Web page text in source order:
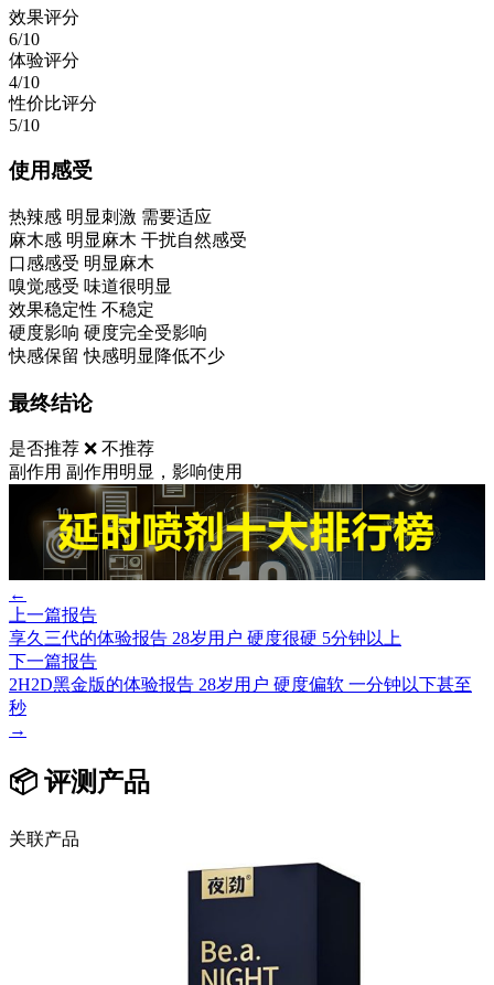
效果评分
6/10
体验评分
4/10
性价比评分
5/10
使用感受
热辣感 明显刺激 需要适应
麻木感 明显麻木 干扰自然感受
口感感受 明显麻木
嗅觉感受 味道很明显
效果稳定性 不稳定
硬度影响 硬度完全受影响
快感保留 快感明显降低不少
最终结论
是否推荐 ❌ 不推荐
副作用 副作用明显，影响使用
←
上一篇报告
享久三代的体验报告 28岁用户 硬度很硬 5分钟以上
下一篇报告
2H2D黑金版的体验报告 28岁用户 硬度偏软 一分钟以下甚至
秒
→
📦 评测产品
关联产品